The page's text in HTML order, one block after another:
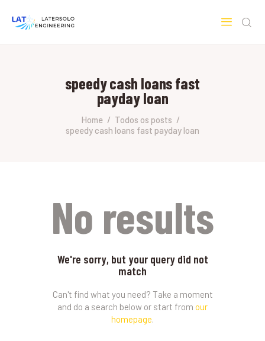
speedy cash loans fast
payday loan
Home
Todos os posts
speedy cash loans fast payday loan
HOME
SOBRE A LATERSOLO
ENGINEERING
MERCADOS & SERVIÇOS
No results
We're sorry, but your query did not
match
Can't find what you need? Take a moment
and do a search below or start from our
homepage.